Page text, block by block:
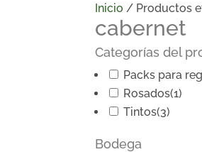
Inicio / Productos
cabernet
Categorías del
Packs para
Rosados(1)
Tintos(3)
Bodega